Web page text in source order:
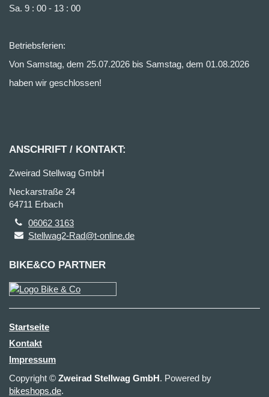
Sa. 9 : 00 - 13 : 00
Betriebsferien:
Von Samstag, dem 25.07.2026 bis Samstag, dem 01.08.2026
haben wir geschlossen!
ANSCHRIFT / KONTAKT:
Zweirad Stellwag GmbH
Neckarstraße 24
64711 Erbach
06062 3163
Stellwag2-Rad@t-online.de
BIKE&CO PARTNER
Startseite
Kontakt
Impressum
Copyright © Zweirad Stellwag GmbH. Powered by
bikeshops.de.